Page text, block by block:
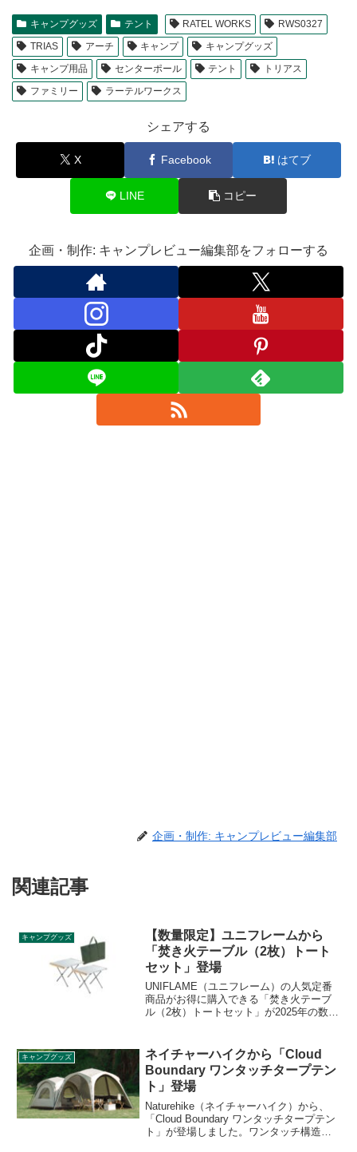
キャンプグッズ テント RATEL WORKS
RWS0327
TRIAS
アーチ キャンプ
キャンプグッズ
キャンプ用品
センターポール テント
トリアス
ファミリー
ラーテルワークス
シェアする
X Facebook はてブ
LINE コピー
企画・制作: キャンプレビュー編集部をフォローする
企画・制作: キャンプレビュー編集部
関連記事
キャンプグッズ
【数量限定】ユニフレームから
「焚き火テーブル（2枚）トート
セット」登場
UNIFLAME（ユニフレーム）の人気定番
商品がお得に購入できる「焚き火テーブ
ル（2枚）トートセット」が2025年の数量
リーンのアイテムが揃ったお得なセット
となっています。詳細をレビューしま
す。
キャンプグッズ
ネイチャーハイクから「Cloud
Boundary ワンタッチタープテン
ト」登場
Naturehike（ネイチャーハイク）から、
「Cloud Boundary ワンタッチタープテン
ト」が登場しました。ワンタッチ構造で1